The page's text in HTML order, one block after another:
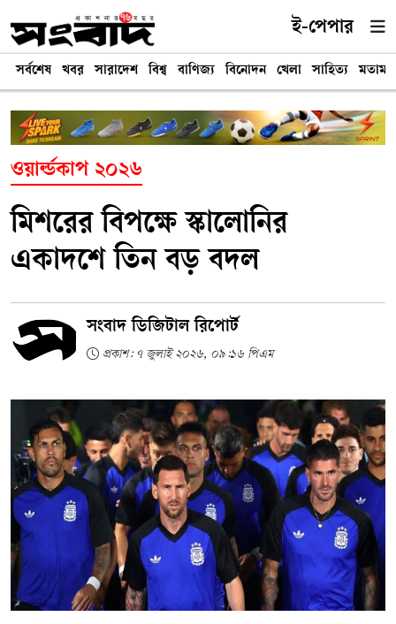
ই-পেপার
সর্বশেষ খবর সারাদেশ বিশ্ব বাণিজ্য বিনোদন খেলা সাহিত্য মতামত
ওয়ার্ল্ডকাপ ২০২৬
মিশরের বিপক্ষে স্কালোনির
একাদশে তিন বড় বদল
সংবাদ ডিজিটাল রিপোর্ট
প্রকাশ: ৭ জুলাই ২০২৬, ০৯:১৬ পিএম